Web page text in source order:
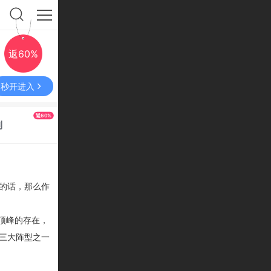
返60%
秒开进入
返60%
话，那么作
的存在，
大阵型之一